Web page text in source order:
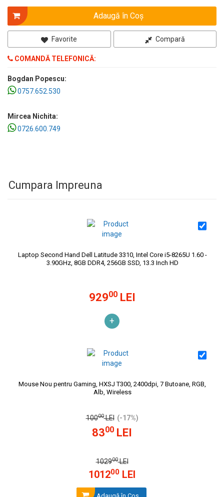
Adaugă în Coş
Favorite Compară
COMANDĂ TELEFONICĂ:
Bogdan Popescu:
0757.652.530
Mircea Nichita:
0726.600.749
Cumpara Impreuna
Laptop Second Hand Dell Latitude 3310, Intel Core i5-8265U 1.60 -
3.90GHz, 8GB DDR4, 256GB SSD, 13.3 Inch HD
92900LEI
+
Mouse Nou pentru Gaming, HXSJ T300, 2400dpi, 7 Butoane, RGB,
Alb, Wireless
10000LEI (-17%)
8300 LEI
102900LEI
101200 LEI